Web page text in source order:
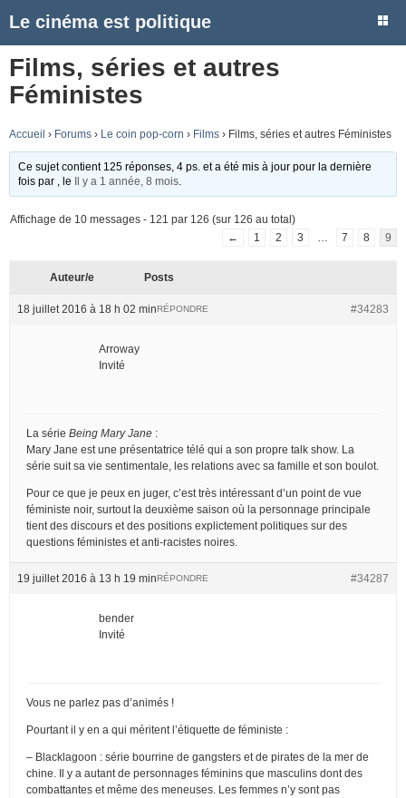
Le cinéma est politique
Films, séries et autres
Féministes
Accueil › Forums › Le coin pop-corn › Films › Films, séries et autres Féministes
Ce sujet contient 125 réponses, 4 ps. et a été mis à jour pour la dernière
fois par
, le Il y a 1 année, 8 mois
Affichage de 10 messages - 121 par 126 (sur 126 au total)
←
1 2 3 7 8 9
Auteur/e Posts
18 juillet 2016 à 18 h 02 min #34283
RÉPONDRE
Arroway
Invité
La série Being Mary Jane :
Mary Jane est une présentatrice télé qui a son propre talk show. La
série suit sa vie sentimentale, les relations avec sa famille et son boulot.
Pour ce que je peux en juger, c’est très intéressant d’un point de vue
féministe noir, surtout la deuxième saison où la personnage principale
tient des discours et des positions explictement politiques sur des
questions féministes et anti-racistes noires.
19 juillet 2016 à 13 h 19 min #34287
RÉPONDRE
bender
Invité
Vous ne parlez pas d’animés !
Pourtant il y en a qui méritent l’étiquette de féministe :
– Blacklagoon : série bourrine de gangsters et de pirates de la mer de
chine. Il y a autant de personnages féminins que masculins dont des
combattantes et même des meneuses. Les femmes n’y sont pas